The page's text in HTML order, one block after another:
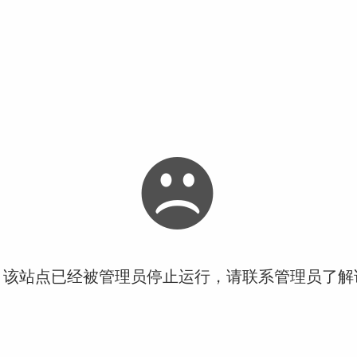
站点已经被管理员停止运行，请联系管理员了